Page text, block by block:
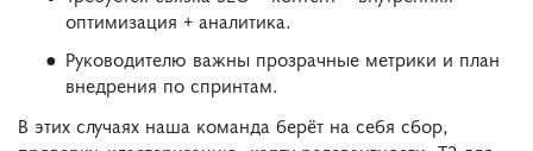
оптимизация + аналитика.
Руководителю важны прозрачные метрики и план
внедрения по спринтам.
В этих случаях наша команда берёт на себя сбор,